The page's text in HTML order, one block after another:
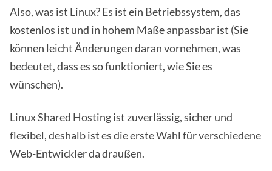
Also, was ist Linux? Es ist ein Betriebssystem, das
kostenlos ist und in hohem Maße anpassbar ist (Sie
können leicht Änderungen daran vornehmen, was
bedeutet, dass es so funktioniert, wie Sie es
wünschen).
Linux Shared Hosting ist zuverlässig, sicher und
flexibel, deshalb ist es die erste Wahl für verschiedene
Web-Entwickler da draußen.